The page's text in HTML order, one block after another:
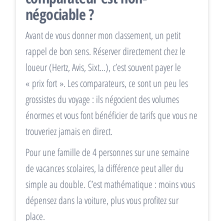
négociable ?
Avant de vous donner mon classement, un petit
rappel de bon sens. Réserver directement chez le
loueur (Hertz, Avis, Sixt…), c’est souvent payer le
« prix fort ». Les comparateurs, ce sont un peu les
grossistes du voyage : ils négocient des volumes
énormes et vous font bénéficier de tarifs que vous ne
trouveriez jamais en direct.
Pour une famille de 4 personnes sur une semaine
de vacances scolaires, la différence peut aller du
simple au double. C’est mathématique : moins vous
dépensez dans la voiture, plus vous profitez sur
place.